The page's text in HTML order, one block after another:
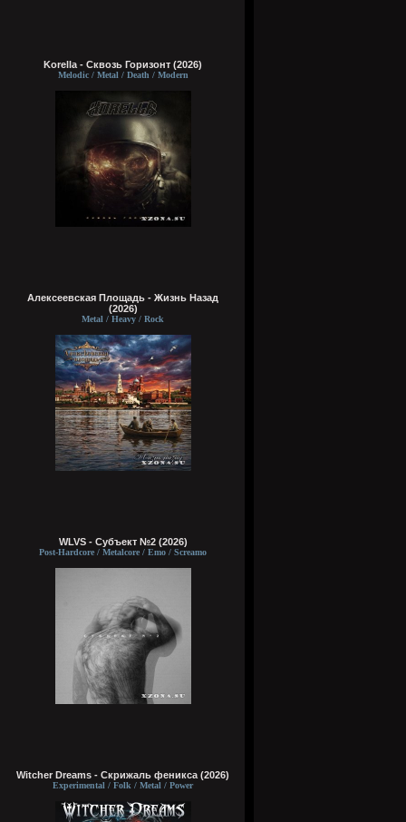
Korella - Сквозь Горизонт (2026)
Melodic / Metal / Death / Modern
Алексеевская Площадь - Жизнь Назад
(2026)
Metal / Heavy / Rock
WLVS - Субъект №2 (2026)
Post-Hardcore / Metalcore / Emo / Screamo
Witcher Dreams - Скрижаль феникса (2026)
Experimental / Folk / Metal / Power